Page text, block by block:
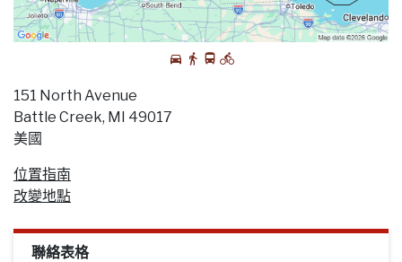
151 North Avenue
Battle Creek, MI 49017
美國
位置指南
改變地點
聯絡表格